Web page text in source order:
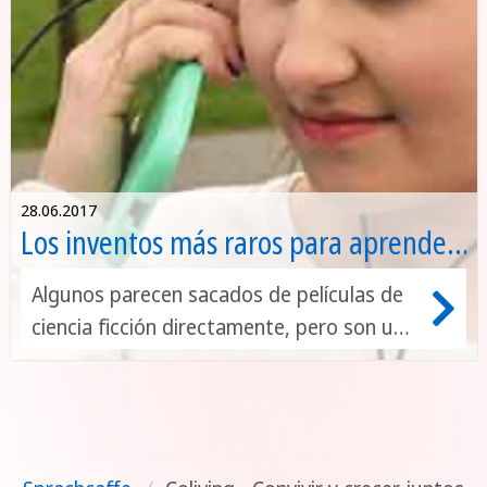
28.06.2017
Los inventos más raros para aprender
idiomas
Algunos parecen sacados de películas de
ciencia ficción directamente, pero son una
realidad...aunque algunos todavía